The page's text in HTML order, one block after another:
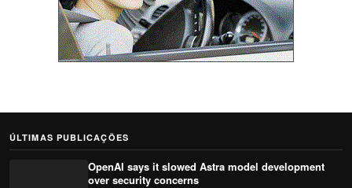
ÚLTIMAS PUBLICAÇÕES
OpenAI says it slowed Astra model development
over security concerns